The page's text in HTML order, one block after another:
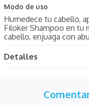
Modo de uso
Humedece tu cabello,
Filoker Shampoo en tu
cabello, enjuaga con
Detalles